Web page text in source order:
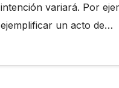
intención variará. Por
ejemplificar un acto de…